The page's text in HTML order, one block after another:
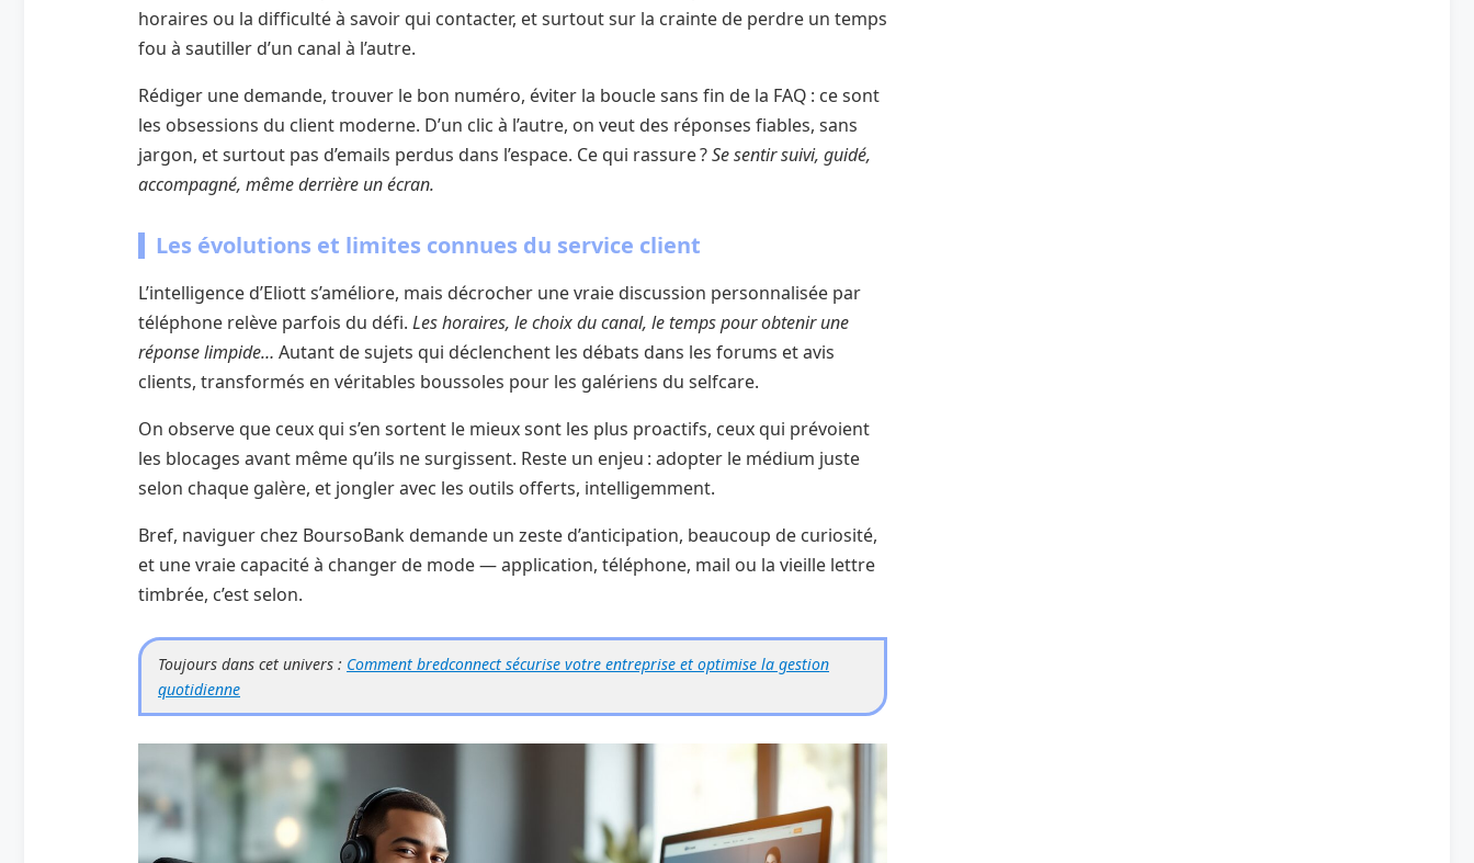
horaires ou la difficulté à savoir qui contacter, et surtout sur la crainte de perdre un temps
fou à sautiller d’un canal à l’autre.
Rédiger une demande, trouver le bon numéro, éviter la boucle sans fin de la FAQ : ce sont
les obsessions du client moderne. D’un clic à l’autre, on veut des réponses fiables, sans
jargon, et surtout pas d’emails perdus dans l’espace. Ce qui rassure ?Se sentir suivi, guidé,
accompagné, même derrière un écran.
Les évolutions et limites connues du service client
L’intelligence d’Eliott s’améliore, mais décrocher une vraie discussion personnalisée par
téléphone relève parfois du défi. Les horaires, le choix du canal, le temps pour obtenir une
réponse limpide… Autant de sujets qui déclenchent les débats dans les forums et avis
clients, transformés en véritables boussoles pour les galériens du selfcare.
On observe que ceux qui s’en sortent le mieux sont les plus proactifs, ceux qui prévoient
les blocages avant même qu’ils ne surgissent. Reste un enjeu : adopter le médium juste
selon chaque galère, et jongler avec les outils offerts, intelligemment.
Bref, naviguer chez BoursoBank demande un zeste d’anticipation, beaucoup de curiosité,
et une vraie capacité à changer de mode — application, téléphone, mail ou la vieille lettre
timbrée, c’est selon.
Toujours dans cet univers : Comment bredconnect sécurise votre entreprise et optimise la gestion
quotidienne